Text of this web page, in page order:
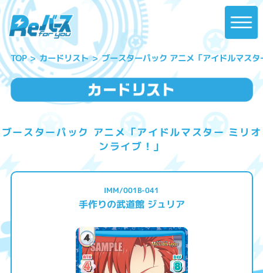
TOP カードリスト ブースターパック アニメ「アイドルマス
ブースターパック アニメ「アイドルマスター ミリオ
ンライブ！」
IMM/001B-041
手作りの武道館 ジュリア